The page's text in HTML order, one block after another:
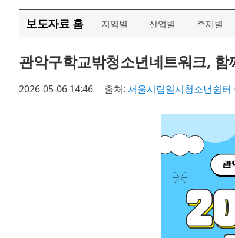
보도자료 홈 지역별 산업별 주제별
관악구학교밖청소년네트워크, 함
2026-05-06 14:46 출처: 서울시립일시청소년쉼터